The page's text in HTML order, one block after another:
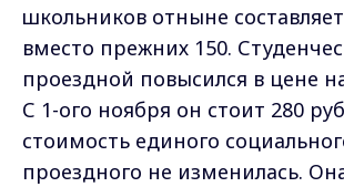
школьников отныне
вместо прежних 150.
проездной повысился в цене
С 1-ого ноября он стоит 280
стоимость единого
проездного не изменилась.